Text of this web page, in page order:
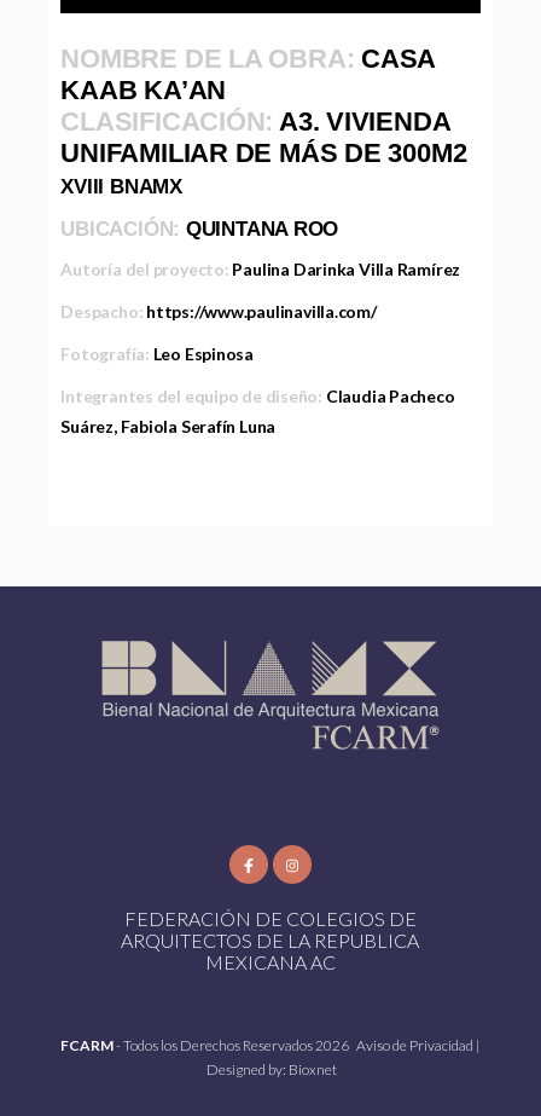
NOMBRE DE LA OBRA: CASA
KAAB KA’AN
CLASIFICACIÓN:A3. VIVIENDA
UNIFAMILIAR DE MÁS DE 300M2
XVIII BNAMX
UBICACIÓN: QUINTANA ROO
Autoría del proyecto: Paulina Darinka Villa Ramírez
Despacho: https://www.paulinavilla.com/
Fotografía: Leo Espinosa
Integrantes del equipo de diseño: Claudia Pacheco
Suárez, Fabiola Serafín Luna
FEDERACIÓN DE COLEGIOS DE
ARQUITECTOS DE LA REPUBLICA
MEXICANA AC
FCARM- Todos los Derechos Reservados 2026Aviso de Privacidad |
Designed by: Bioxnet